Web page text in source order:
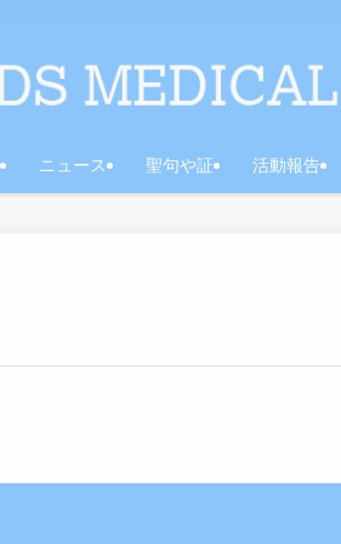
ニュース 聖句や証 活動報告